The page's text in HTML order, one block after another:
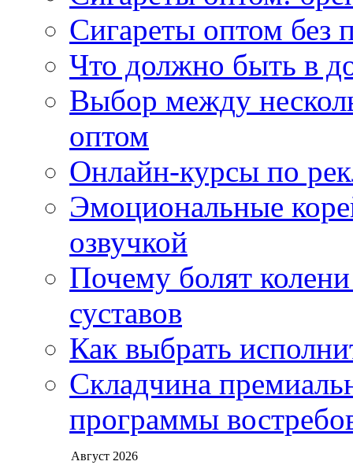
Сигареты оптом без
Что должно быть в
Выбор между
оптом
Онлайн-курсы по
Эмоциональные
озвучкой
Почему болят
суставов
Как выбрать
Складчина
программы
Август 2026